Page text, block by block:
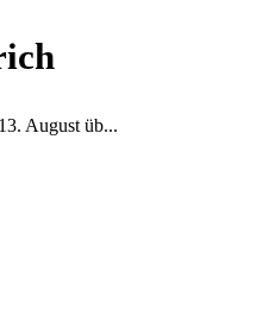
August üb...